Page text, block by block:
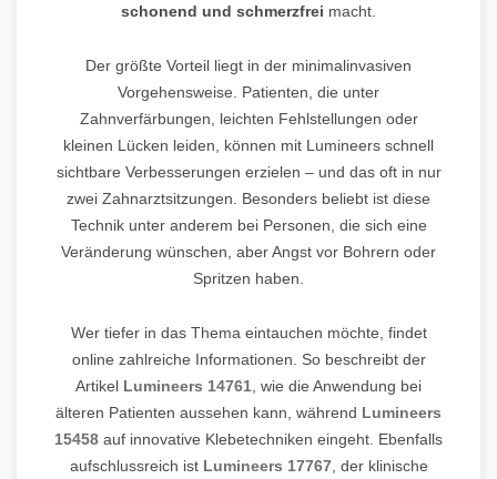
schonend und schmerzfrei macht.
Der größte Vorteil liegt in der minimalinvasiven
Vorgehensweise. Patienten, die unter
Zahnverfärbungen, leichten Fehlstellungen oder
kleinen Lücken leiden, können mit Lumineers schnell
sichtbare Verbesserungen erzielen – und das oft in nur
zwei Zahnarztsitzungen. Besonders beliebt ist diese
Technik unter anderem bei Personen, die sich eine
Veränderung wünschen, aber Angst vor Bohrern oder
Spritzen haben.
Wer tiefer in das Thema eintauchen möchte, findet
online zahlreiche Informationen. So beschreibt der
Artikel Lumineers 14761, wie die Anwendung bei
älteren Patienten aussehen kann, während Lumineers
15458 auf innovative Klebetechniken eingeht. Ebenfalls
aufschlussreich ist Lumineers 17767, der klinische